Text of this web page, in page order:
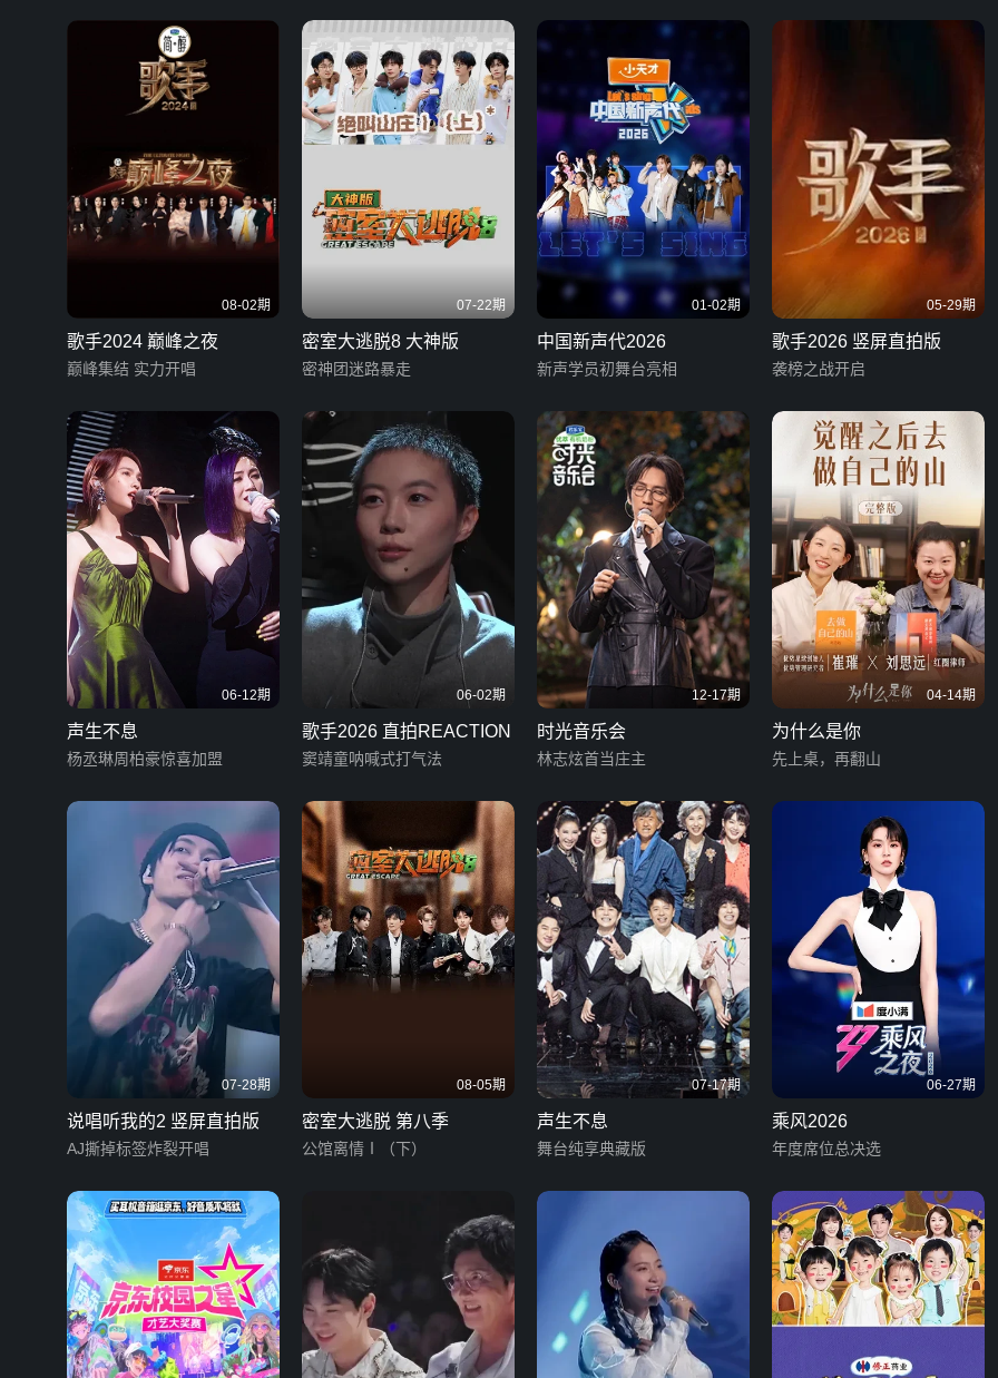
08-02期
歌手2024 巅峰之夜
巅峰集结 实力开唱
07-22期
密室大逃脱8 大神版
密神团迷路暴走
01-02期
中国新声代2026
新声学员初舞台亮相
05-29期
歌手2026 竖屏直拍版
袭榜之战开启
06-12期
声生不息
杨丞琳周柏豪惊喜加盟
06-02期
歌手2026 直拍REACTION
窦靖童呐喊式打气法
12-17期
时光音乐会
林志炫首当庄主
04-14期
为什么是你
先上桌，再翻山
07-28期
说唱听我的2 竖屏直拍版
AJ撕掉标签炸裂开唱
08-05期
密室大逃脱 第八季
公馆离情Ⅰ（下）
07-17期
声生不息
舞台纯享典藏版
06-27期
乘风2026
年度席位总决选